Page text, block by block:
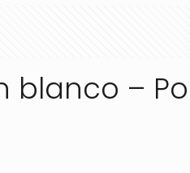
blanco –